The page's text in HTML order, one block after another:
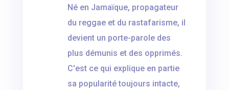
Né en Jamaïque, propagateur
du reggae et du rastafarisme, il
devient un porte-parole des
plus démunis et des opprimés.
C'est ce qui explique en partie
sa popularité toujours intacte,